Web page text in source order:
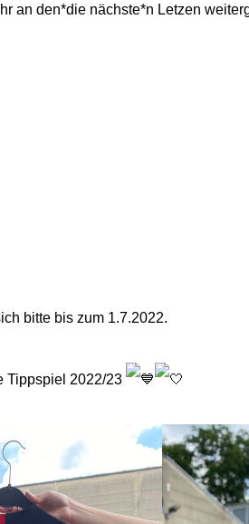
an den*die nächste*n Letzen
bitte bis zum 1.7.2022.
Tippspiel 2022/23